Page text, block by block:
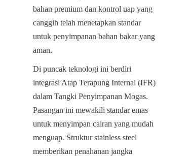
bahan premium dan kontrol uap yang
canggih telah menetapkan standar
untuk penyimpanan bahan bakar yang
aman.
Di puncak teknologi ini berdiri
integrasi Atap Terapung Internal (IFR)
dalam Tangki Penyimpanan Mogas.
Pasangan ini mewakili standar emas
untuk menyimpan cairan yang mudah
menguap. Struktur stainless steel
memberikan penahanan jangka